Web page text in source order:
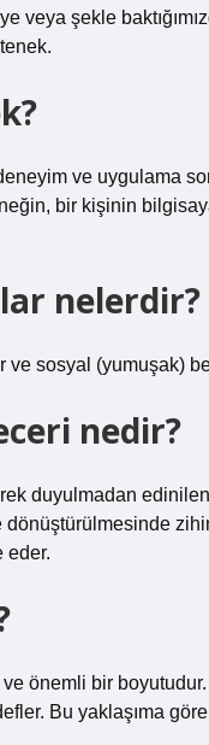
veya şekle
ve uygulama
bir kişinin
nelerdir?
ve sosyal (yumuşak)
nedir?
duyulmadan
eder.
önemli bir
Bu yaklaşıma